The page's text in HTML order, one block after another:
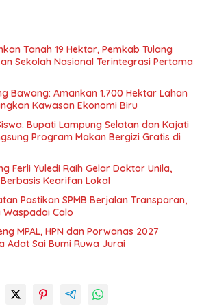
Tanah 19 Hektar, Pemkab Tulang
Sekolah Nasional Terintegrasi Pertama
Bawang: Amankan 1.700 Hektar Lahan
Kawasan Ekonomi Biru
Bupati Lampung Selatan dan Kajati
Program Makan Bergizi Gratis di
Ferli Yuledi Raih Gelar Doktor Unila,
Kearifan Lokal
Pastikan SPMB Berjalan Transparan,
Calo
MPAL, HPN dan Porwanas 2027
Adat Sai Bumi Ruwa Jurai